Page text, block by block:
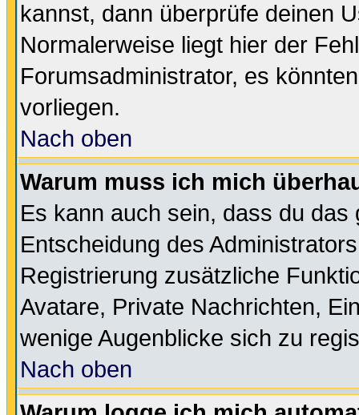
kannst, dann überprüfe deinen
Normalerweise liegt hier der
Forumsadministrator, es
vorliegen.
Nach oben
Warum muss ich mich
Es kann auch sein, dass du
Entscheidung des
Registrierung zusätzliche
Avatare, Private Nachrichten,
wenige Augenblicke sich zu
Nach oben